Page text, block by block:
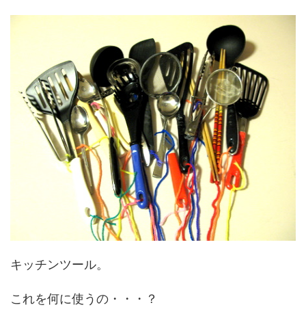
キッチンツール。
これを何に使うの・・・？